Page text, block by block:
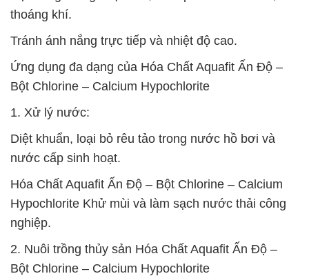
thoáng khí.
Tránh ánh nắng trực tiếp và nhiệt độ cao.
Ứng dụng đa dạng của Hóa Chất Aquafit Ấn Độ –
Bột Chlorine – Calcium Hypochlorite
1. Xử lý nước:
Diệt khuẩn, loại bỏ rêu tảo trong nước hồ bơi và
nước cấp sinh hoạt.
Hóa Chất Aquafit Ấn Độ – Bột Chlorine – Calcium
Hypochlorite Khử mùi và làm sạch nước thải công
nghiệp.
2. Nuôi trồng thủy sản Hóa Chất Aquafit Ấn Độ –
Bột Chlorine – Calcium Hypochlorite